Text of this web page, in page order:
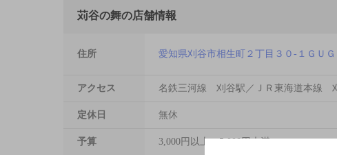
苅谷の舞の店舗情報
住所 愛知県刈谷市相生町２丁目３０-１ＧＵ
アクセス 名鉄三河線 刈谷駅／ＪＲ東海道本線
定休日 無休
予算 3,000円以上～5,000円未満